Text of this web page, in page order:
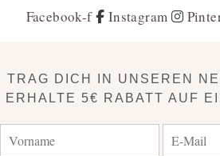
Facebook-f Instagram
TRAG DICH IN UNSEREN
ERHALTE 5€ RABATT AUF